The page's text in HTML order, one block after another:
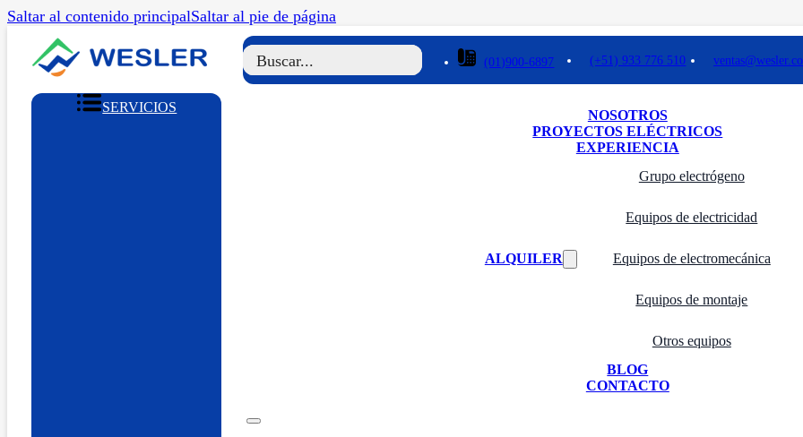
Saltar al contenido principalSaltar al pie de página
(01)900-6897 (+51) 933 776 510
SERVICIOS
NOSOTROS
PROYECTOS ELÉCTRICOS
EXPERIENCIA
ALQUILER
Grupo electrógeno
Equipos de electricidad
Equipos de electromecánica
Equipos de montaje
Otros equipos
BLOG
CONTACTO